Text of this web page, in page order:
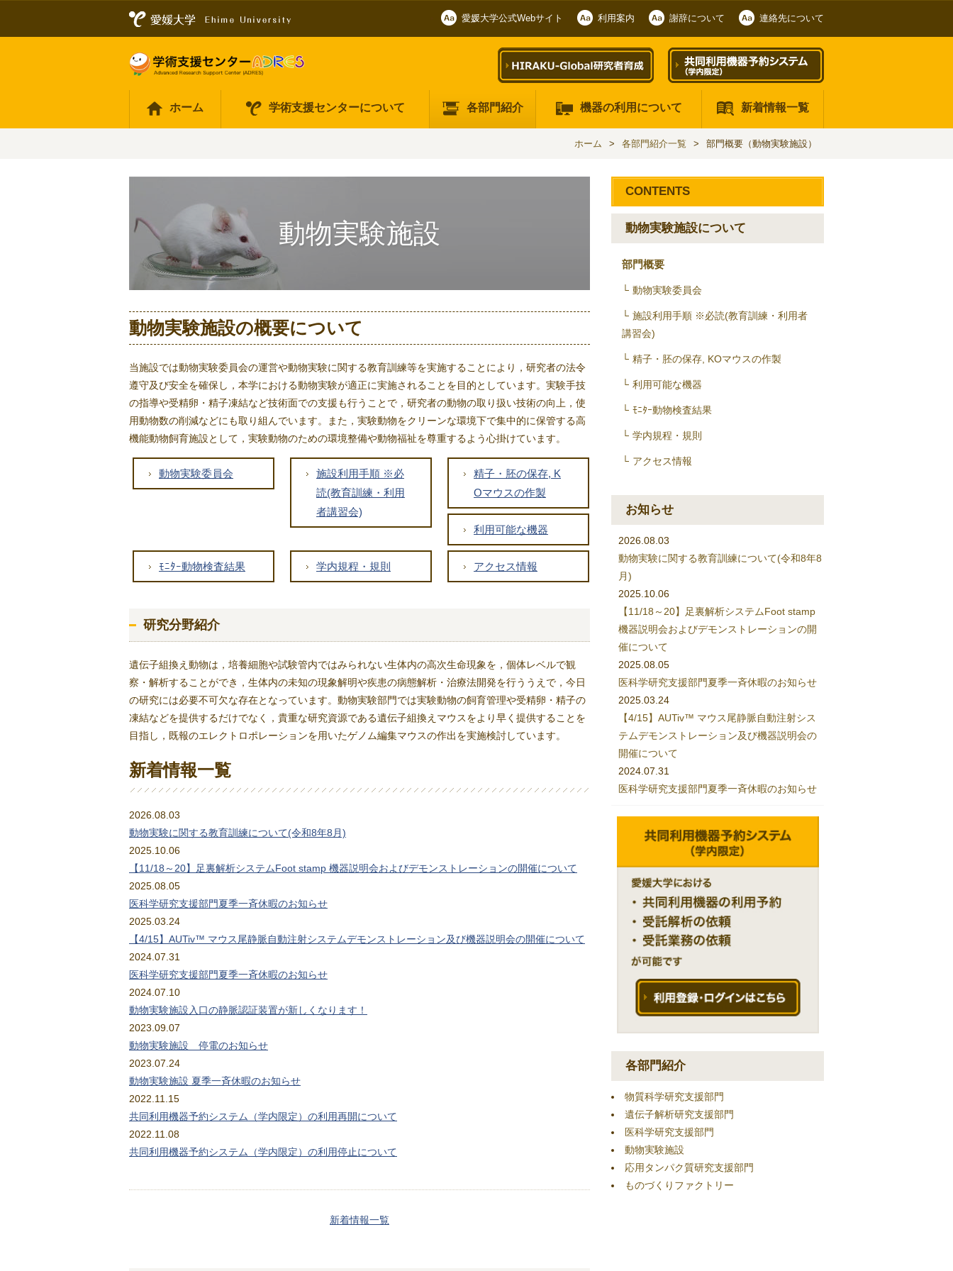
愛媛大学公式Webサイト 利用案内 謝辞について 連絡先について
ホーム 学術支援センターについて 各部門紹介 機器の利用について 新着情報一覧
ホーム 各部門紹介一覧 部門概要（動物実験施設）
動物実験施設
動物実験施設の概要について
当施設では動物実験委員会の運営や動物実験に関する教育訓練等を実施することにより，研究者の法令
遵守及び安全を確保し，本学における動物実験が適正に実施されることを目的としています。実験手技
の指導や受精卵・精子凍結など技術面での支援も行うことで，研究者の動物の取り扱い技術の向上，使
用動物数の削減などにも取り組んでいます。また，実験動物をクリーンな環境下で集中的に保管する高
機能動物飼育施設として，実験動物のための環境整備や動物福祉を尊重するよう心掛けています。
動物実験委員会
施設利用手順 ※必
読(教育訓練・利用
者講習会)
精子・胚の保存, K
Oマウスの作製
利用可能な機器
ﾓﾆﾀｰ動物検査結果 学内規程・規則 アクセス情報
研究分野紹介
遺伝子組換え動物は，培養細胞や試験管内ではみられない生体内の高次生命現象を，個体レベルで観
察・解析することができ，生体内の未知の現象解明や疾患の病態解析・治療法開発を行ううえで，今日
の研究には必要不可欠な存在となっています。動物実験部門では実験動物の飼育管理や受精卵・精子の
凍結などを提供するだけでなく，貴重な研究資源である遺伝子組換えマウスをより早く提供することを
目指し，既報のエレクトロポレーションを用いたゲノム編集マウスの作出を実施検討しています。
新着情報一覧
2026.08.03
動物実験に関する教育訓練について(令和8年8月)
2025.10.06
【11/18～20】足裏解析システムFoot stamp 機器説明会およびデモンストレーションの開催について
2025.08.05
医科学研究支援部門夏季一斉休暇のお知らせ
2025.03.24
【4/15】AUTiv™ マウス尾静脈自動注射システムデモンストレーション及び機器説明会の開催について
2024.07.31
医科学研究支援部門夏季一斉休暇のお知らせ
2024.07.10
動物実験施設入口の静脈認証装置が新しくなります！
2023.09.07
動物実験施設 停電のお知らせ
2023.07.24
動物実験施設 夏季一斉休暇のお知らせ
2022.11.15
共同利用機器予約システム（学内限定）の利用再開について
2022.11.08
共同利用機器予約システム（学内限定）の利用停止について
新着情報一覧
CONTENTS
動物実験施設について
部門概要
動物実験委員会
施設利用手順 ※必読(教育訓練・利用者
講習会)
精子・胚の保存, KOマウスの作製
利用可能な機器
ﾓﾆﾀｰ動物検査結果
学内規程・規則
アクセス情報
お知らせ
2026.08.03
動物実験に関する教育訓練について(令和8年8
月)
2025.10.06
【11/18～20】足裏解析システムFoot stamp
機器説明会およびデモンストレーションの開
催について
2025.08.05
医科学研究支援部門夏季一斉休暇のお知らせ
2025.03.24
【4/15】AUTiv™ マウス尾静脈自動注射シス
テムデモンストレーション及び機器説明会の
開催について
2024.07.31
医科学研究支援部門夏季一斉休暇のお知らせ
各部門紹介
物質科学研究支援部門
遺伝子解析研究支援部門
医科学研究支援部門
動物実験施設
応用タンパク質研究支援部門
ものづくりファクトリー